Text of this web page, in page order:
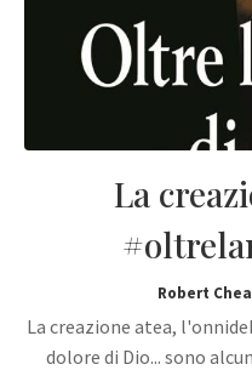
La
Robert
La creazione atea,
dolore di Dio... sono